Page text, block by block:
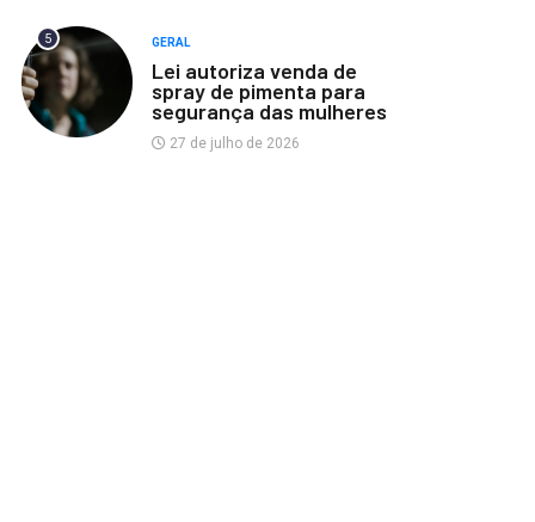
5 GERAL
Lei autoriza venda de
spray de pimenta para
segurança das mulheres
27 de julho de 2026